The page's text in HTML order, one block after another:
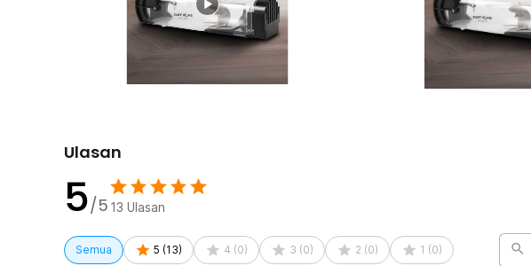
Ulasan
5/5 13 Ulasan
Semua 5 (13) 4 (0) 3 (0) 2 (0) 1 (0)